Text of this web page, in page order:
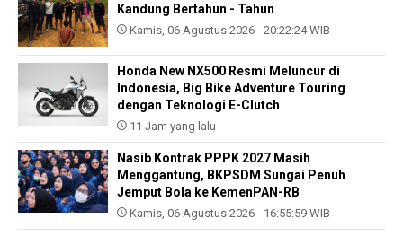
Kandung Bertahun - Tahun
Kamis, 06 Agustus 2026 - 20:22:24 WIB
Honda New NX500 Resmi Meluncur di
Indonesia, Big Bike Adventure Touring
dengan Teknologi E-Clutch
11 Jam yang lalu
Nasib Kontrak PPPK 2027 Masih
Menggantung, BKPSDM Sungai Penuh
Jemput Bola ke KemenPAN-RB
Kamis, 06 Agustus 2026 - 16:55:59 WIB